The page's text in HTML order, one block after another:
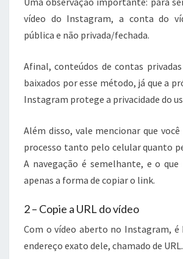
vídeo do Instagram, a conta do
pública e não privada/fechada.
Afinal, conteúdos de contas
baixados por esse método, já que a
Instagram protege a privacidade do
Além disso, vale mencionar que você
processo tanto pelo celular quanto
A navegação é semelhante, e o que
apenas a forma de copiar o link.
2 – Copie a URL do vídeo
Com o vídeo aberto no Instagram, é
endereço exato dele, chamado de URL.